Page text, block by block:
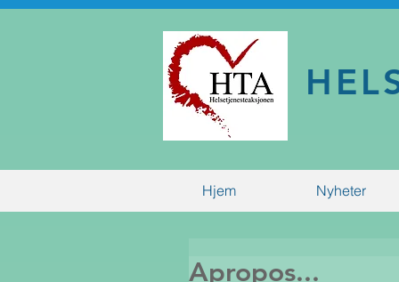
Hjem Nyheter
Apropos...